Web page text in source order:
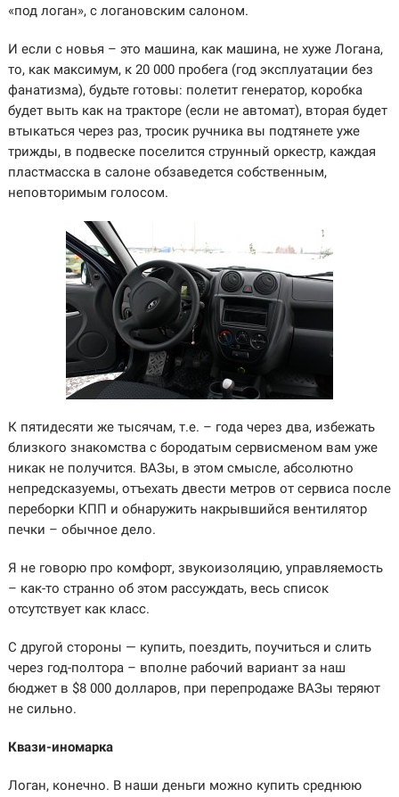
«под логан», с логановским салоном.
И если с новья – это машина, как машина, не хуже Логана,
то, как максимум, к 20 000 пробега (год эксплуатации без
фанатизма), будьте готовы: полетит генератор, коробка
будет выть как на тракторе (если не автомат), вторая будет
втыкаться через раз, тросик ручника вы подтянете уже
трижды, в подвеске поселится струнный оркестр, каждая
пластмасска в салоне обзаведется собственным,
неповторимым голосом.
К пятидесяти же тысячам, т.е. – года через два, избежать
близкого знакомства с бородатым сервисменом вам уже
никак не получится. ВАЗы, в этом смысле, абсолютно
непредсказуемы, отъехать двести метров от сервиса после
переборки КПП и обнаружить накрывшийся вентилятор
печки – обычное дело.
Я не говорю про комфорт, звукоизоляцию, управляемость
– как-то странно об этом рассуждать, весь список
отсутствует как класс.
С другой стороны — купить, поездить, поучиться и слить
через год-полтора – вполне рабочий вариант за наш
бюджет в $8 000 долларов, при перепродаже ВАЗы теряют
не сильно.
Квази-иномарка
Логан, конечно. В наши деньги можно купить среднюю